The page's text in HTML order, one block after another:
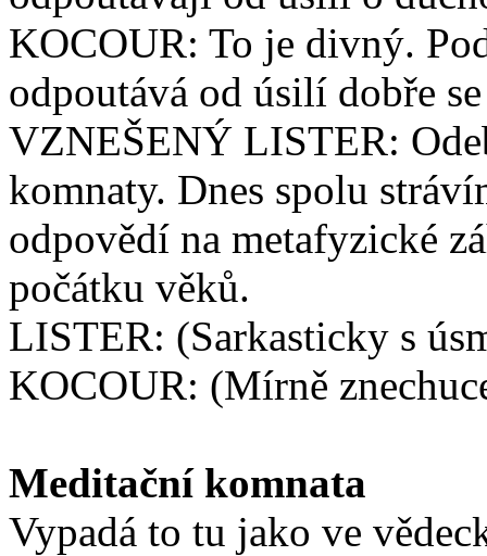
KOCOUR: To je divný.
odpoutává od úsilí dobře
VZNEŠENÝ LISTER:
komnaty. Dnes spolu
odpovědí na metafyzické
počátku věků.
LISTER: (Sarkasticky s
KOCOUR: (Mírně
Meditační komnata
Vypadá to tu jako ve